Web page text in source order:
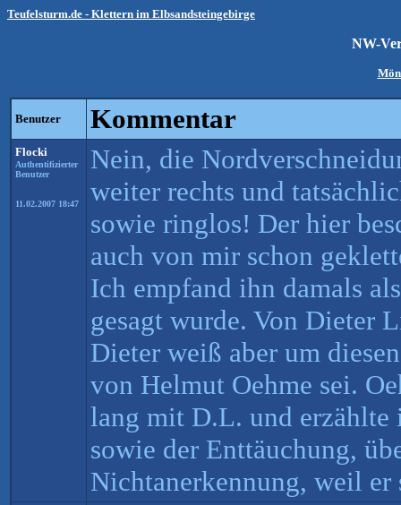
Teufelsturm.de - Klettern im Elbsandsteingebirge
NW-
Benutzer Kommentar
Flocki
Authentifizierter
Benutzer
11.02.2007 18:47
Nein, die
weiter rechts und
sowie ringlos! Der hier
auch von mir schon
Ich empfand ihn damals
gesagt wurde. Von Dieter
Dieter weiß aber um
von Helmut Oehme sei.
lang mit D.L. und erzählte
sowie der Enttäuchung,
Nichtanerkennung, weil er